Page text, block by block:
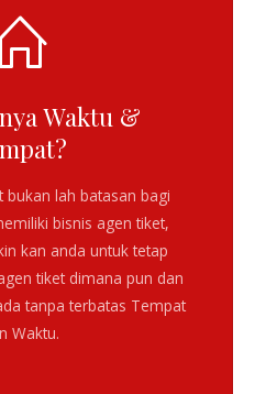
Waktu &
bukan lah batasan bagi
bisnis agen tiket,
kan anda untuk tetap
tiket dimana pun dan
tanpa terbatas Tempat
Waktu.